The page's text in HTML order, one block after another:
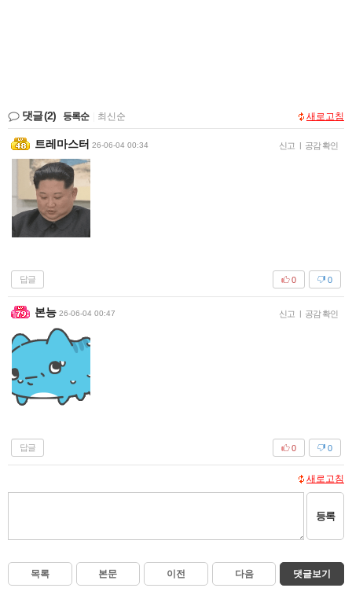
댓글(2) 등록순 최신순 새로고침
트레마스터 26-06-04 00:34 신고 | 공감 확인
답글 0
0
본능 26-06-04 00:47 신고 | 공감 확인
답글 0
0
새로고침
등록
목록 본문 이전 다음 댓글보기